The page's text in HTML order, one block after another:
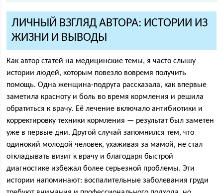
ЛИЧНЫЙ ВЗГЛЯД АВТОРА: ИСТОРИИ ИЗ
ЖИЗНИ И ВЫВОДЫ
Как автор статей на медицинские темы, я часто слышу
истории людей, которым повезло вовремя получить
помощь. Одна женщина-подруга рассказала, как впервые
заметила красноту и боль во время кормления и решила
обратиться к врачу. Её лечение включало антибиотики и
корректировку техники кормления — результат был заметен
уже в первые дни. Другой случай запомнился тем, что
одинокий молодой человек, ухаживая за мамой, не стал
откладывать визит к врачу и благодаря быстрой
диагностике избежал более серьезной проблемы. Эти
истории напоминают: воспалительные заболевания груди